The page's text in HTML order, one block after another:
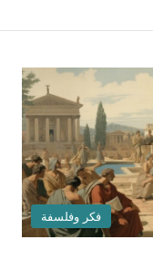
فكر وفلسفة